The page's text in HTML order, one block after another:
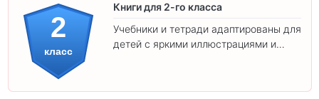
2
класс
Книги для 2-го класса
Учебники и тетради адаптированы для
детей с яркими иллюстрациями и